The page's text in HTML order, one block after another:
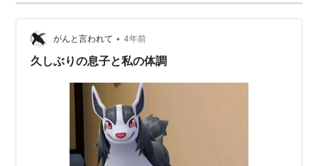
方の弾性ストッキングがあ…
がんと言われて • 4年前
久しぶりの息子と私の体調